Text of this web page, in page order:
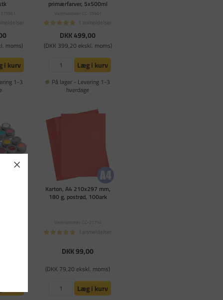
moms)
i kurv
1-3
primærfarver, 5x500ml
Varenummer: CC-35401
1 anmeldelser
DKK 499,00
(DKK 399,20 ekskl. moms)
Læg i kurv
På lager - Levering 1-3
hverdage
moms)
Karton, A4 210x297 mm,
180 g, postrød, 100ark
Varenummer: CC-21714
1 anmeldelser
DKK 99,00
(DKK 79,20 ekskl. moms)
Læg i kurv